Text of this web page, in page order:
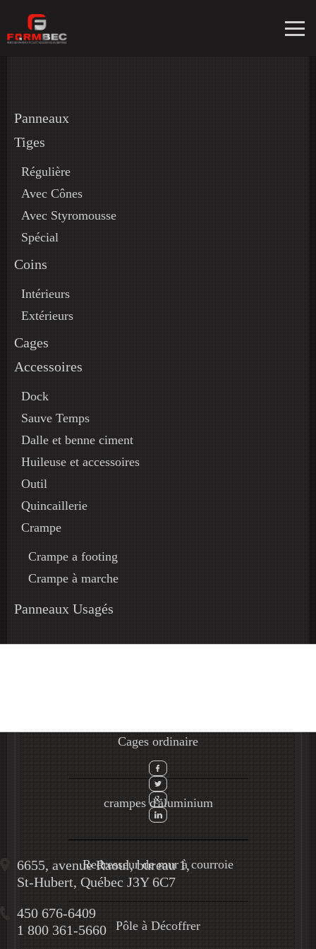
Panneaux
Tiges
Régulière
Avec Cônes
Avec Styromousse
Spécial
Coins
Intérieurs
Extérieurs
Cages
Accessoires
Dock
Sauve Temps
Dalle et benne ciment
Huileuse et accessoires
Outil
Quincaillerie
Crampe
Crampe a footing
Crampe à marche
Panneaux Usagés
Cages ordinaire
crampes d'aluminium
Redresseur de mur à courroie
Pôle à Décoffrer
6655, avenue Raoul, bureau 1,
St-Hubert, Québec J3Y 6C7
450 676-6409
1 800 361-5660